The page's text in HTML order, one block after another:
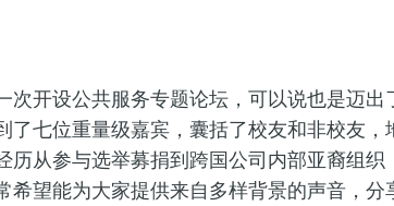
次开设公共服务专题论坛，可以说也是迈出
了七位重量级嘉宾，囊括了校友和非校友，
历从参与选举募捐到跨国公司内部亚裔组织
希望能为大家提供来自多样背景的声音，分